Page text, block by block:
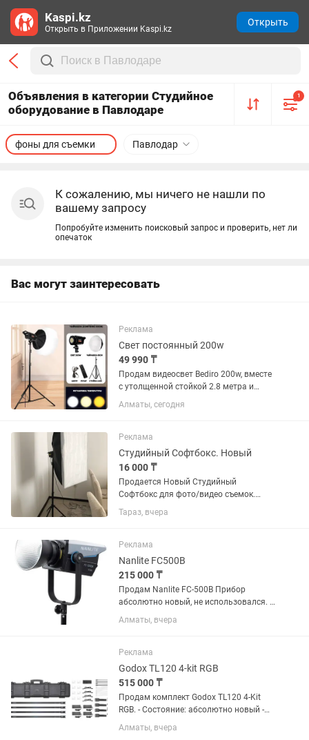
Объявления в категории Студийное
оборудование в Павлодаре
1
Павлодар
фоны для съемки
К сожалению, мы ничего не нашли по
вашему запросу
Попробуйте изменить поисковый запрос и проверить, нет ли
опечаток
Вас могут заинтересовать
Реклама
Свет постоянный 200w
49 990 ₸
Продам видеосвет Bediro 200w, вместе
с утолщенной стойкой 2.8 метра и
шарообразным софтбоксом 65см
(chinaball). Возможна покупка с
чайнабола. Постоянный свет
регулируется...
Алматы, сегодня
Реклама
Студийный Софтбокс. Новый
16 000 ₸
Продается Новый Студийный
Софтбокс для фото/видео съемок.
Размер: 60х90 LED лампа с цветовой
температурой: теплый, холодный,
управлять с помощью пульта.
Тараз, вчера
Реклама
Nanlite FC500B
215 000 ₸
Продам Nanlite FC-500B Прибор
абсолютно новый, не использовался. В
комплекте: - прибор Nanlite FC-500B; -
оригинальный кейс; - блок питания; -
заводской...
Алматы, вчера
Реклама
Godox TL120 4-kit RGB
515 000 ₸
Продам комплект Godox TL120 4-Kit
RGB. - Состояние: абсолютно новый -
Полный комплект: 4 RGB-трубки, кейс,
блоки питания, крепления -
Алматы, вчера
Kaspi.kz
Открыть в Приложении Kaspi.kz
Открыть